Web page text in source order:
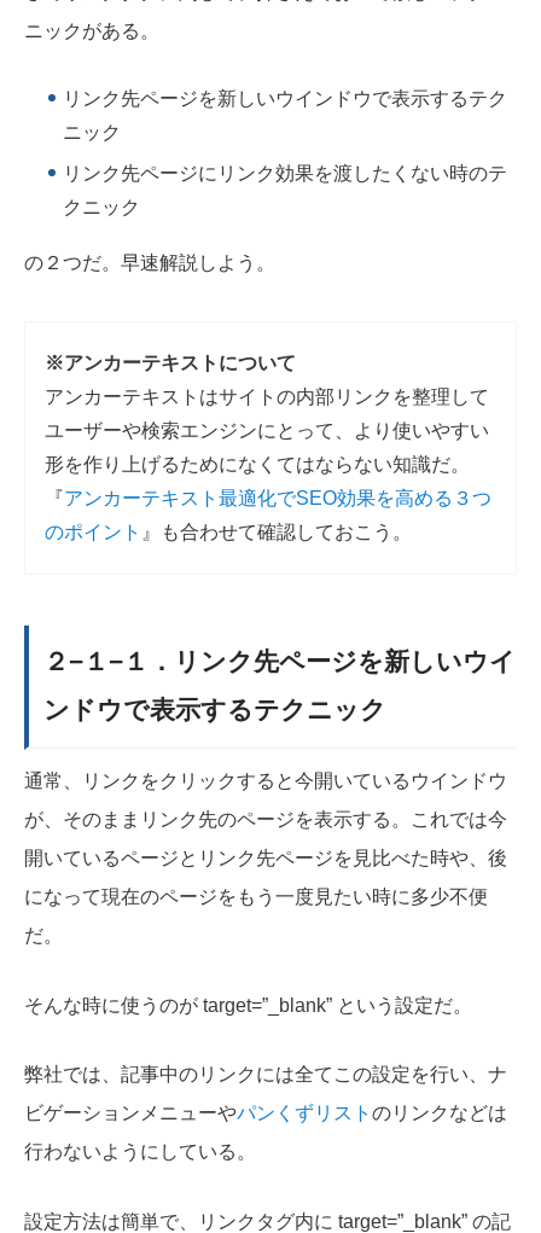
ニックがある。
リンク先ページを新しいウインドウで表示するテク
ニック
リンク先ページにリンク効果を渡したくない時のテ
クニック
の２つだ。早速解説しよう。
※アンカーテキストについて
アンカーテキストはサイトの内部リンクを整理して
ユーザーや検索エンジンにとって、より使いやすい
形を作り上げるためになくてはならない知識だ。
『アンカーテキスト最適化でSEO効果を高める３つ
のポイント 』も合わせて確認しておこう。
２−１−１．リンク先ページを新しいウイ
ンドウで表示するテクニック
通常、リンクをクリックすると今開いているウインドウ
が、そのままリンク先のページを表示する。これでは今
開いているページとリンク先ページを見比べた時や、後
になって現在のページをもう一度見たい時に多少不便
だ。
そんな時に使うのが target=”_blank” という設定だ。
弊社では、記事中のリンクには全てこの設定を行い、ナ
ビゲーションメニューやパンくずリスト のリンクなどは
行わないようにしている。
設定方法は簡単で、リンクタグ内に target=”_blank” の記